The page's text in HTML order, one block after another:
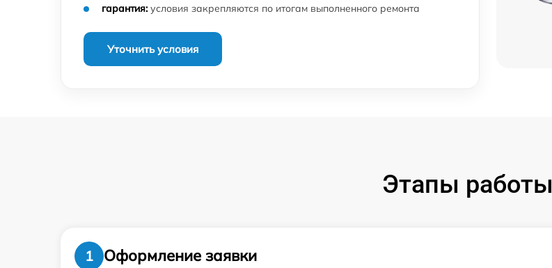
гарантия: условия закрепляются по итогам выполненного ремонта
Уточнить условия
Этапы работы
1 Оформление заявки